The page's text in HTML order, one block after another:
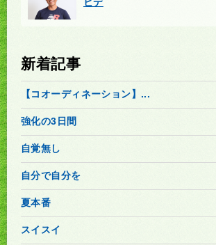
ヒデ
新着記事
【コオーディネーション】...
強化の3日間
自覚無し
自分で自分を
夏本番
スイスイ